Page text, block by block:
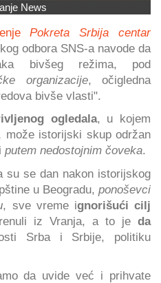
News
Pokreta Srbija centar
odbora SNS-a navode da
bivšeg režima, pod
organizacije, očigledna
bivše vlasti".
ogledala, u kojem
može istorijski skup održan
putem nedostojnim čoveka.
su se dan nakon istorijskog
u Beogradu, ponoševci
, sve vreme ignorišući cilj
iz Vranja, a to je da
Srba i Srbije, politiku
da uvide već i prihvate